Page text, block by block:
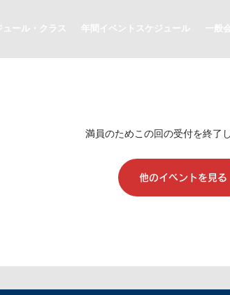
ュール・クラス 年間イベントスケジュール 一般
満員のためこの回の受付を終了
他のイベントを見る